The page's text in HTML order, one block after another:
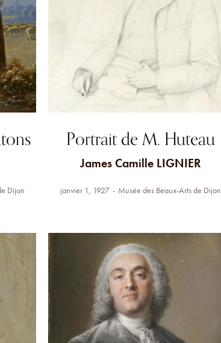
Dijon
Portrait de M. Huteau
James Camille LIGNIER
janvier 1, 1927 Musée des Beaux-Arts de Dijon